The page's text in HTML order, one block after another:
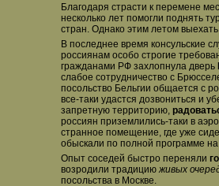
Благодаря страсти к перемене
несколько лет помогли поднять
стран. Однако этим летом
В последнее время консульские
россиянам особо строгие
гражданами РФ захлопнула дверь
слабое сотрудничество с
посольство Бельгии общается с
все-таки удастся дозвониться и
запретную территорию,
россиян приземлились-таки в
странное помещение, где уже
обыскали по полной программе
Опыт соседей быстро переняли
возродили традицию живых
посольства в Москве.